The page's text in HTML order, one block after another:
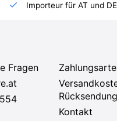
Importeur für AT und DE
Fragen
Kontakt